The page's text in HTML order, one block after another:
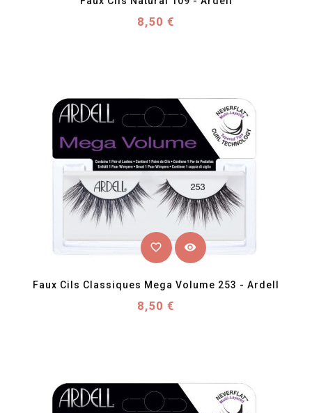
Prix
8,50 €
favorite_border visibility
Faux Cils Classiques Mega Volume 253 - Ardell
Prix
8,50 €